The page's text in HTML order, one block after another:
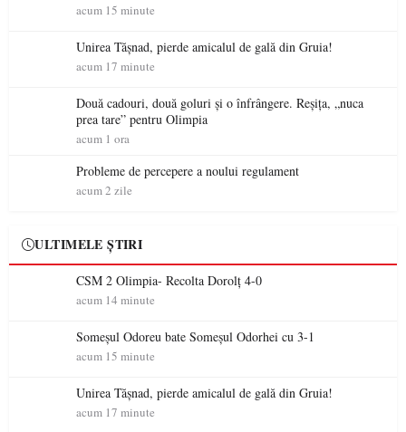
acum 15 minute
Unirea Tășnad, pierde amicalul de gală din Gruia!
acum 17 minute
Două cadouri, două goluri și o înfrângere. Reșița, „nuca
prea tare” pentru Olimpia
acum 1 ora
Probleme de percepere a noului regulament
acum 2 zile
ULTIMELE ȘTIRI
CSM 2 Olimpia- Recolta Dorolț 4-0
acum 14 minute
Someșul Odoreu bate Someșul Odorhei cu 3-1
acum 15 minute
Unirea Tășnad, pierde amicalul de gală din Gruia!
acum 17 minute